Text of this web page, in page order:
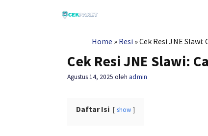
Home » Resi »Cek Resi JNE Slawi:
Cek Resi JNE Slawi:
Agustus 14, 2025 oleh admin
Daftar Isi show